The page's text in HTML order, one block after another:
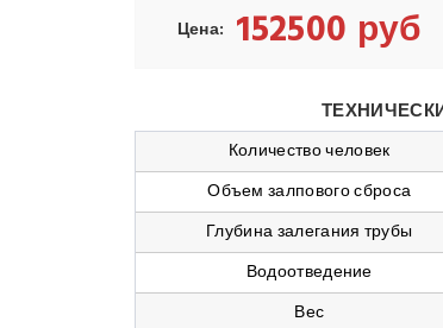
Цена: 152500 руб
Количество человек
Объем залпового сброса
Глубина залегания трубы
Водоотведение
Вес